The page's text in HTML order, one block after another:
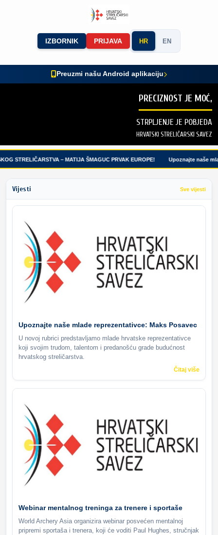
IZBORNIK PRIJAVA HR EN
Preuzmi našu Android aplikaciju
PRECIZNOST JE MOĆ,
STRPLJENJE JE POBJEDA
HRVATSKI STRELIČARSKI SAVEZ
STRELIČARSTVA – MATIJA ŠMAGUC PRVAK EUROPE! Upoznajte naše
Vijesti Sve vijesti
Upoznajte naše mlade reprezentativce: Maks Posavec
U novoj rubrici predstavljamo mlade hrvatske reprezentativce
koji svojim trudom, talentom i predanošću grade budućnost
hrvatskog streličarstva.
Čitaj više
Webinar mentalnog treninga za trenere i sportaše
World Archery Asia organizira webinar posvećen mentalnoj
pripremi sportaša i trenera, koji će voditi Paul Hughes, stručnjak